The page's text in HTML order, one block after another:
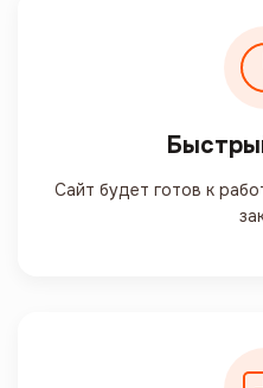
Сайт будет готов к